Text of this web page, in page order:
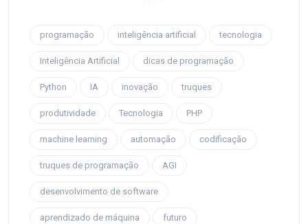
programação inteligência artificial tecnologia
Inteligência Artificial dicas de programação
Python IA inovação truques
produtividade Tecnologia PHP
machine learning automação codificação
truques de programação AGI
desenvolvimento de software
aprendizado de máquina futuro